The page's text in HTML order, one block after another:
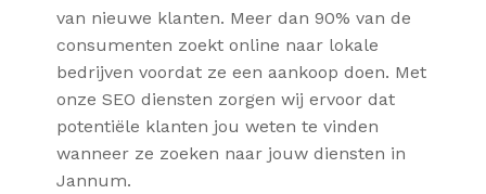
van nieuwe klanten. Meer dan 90% van de
consumenten zoekt online naar lokale
bedrijven voordat ze een aankoop doen. Met
onze SEO diensten zorgen wij ervoor dat
potentiële klanten jou weten te vinden
wanneer ze zoeken naar jouw diensten in
Jannum.